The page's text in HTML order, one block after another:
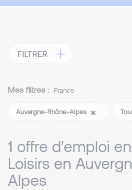
FILTRER
Mes filtres : France
Auvergne-Rhône-Alpes
1 offre d'emploi
Loisirs en
Alpes